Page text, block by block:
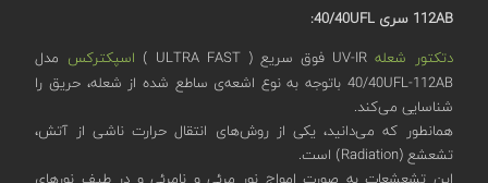
112AB سری 40/40UFL
:
دتکتور شعلهUV-IR فوق سریع ( ULTRA FAST ) اسپکترکس مدل
40/40UFL-112AB باتوجه به نوع اشعه‌ی ساطع شده از شعله، حریق را
شناسایی می‌کند.
همانطور که می‌دانید، یکی از روش‌های انتقال حرارت ناشی از آتش،
تشعشع (Radiation) است.